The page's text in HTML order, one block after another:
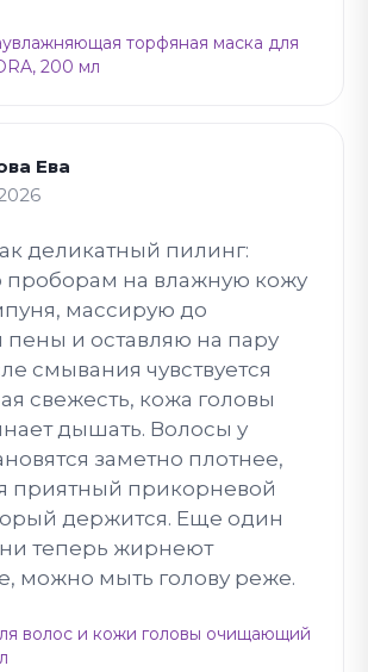
торфяная маска для
200 мл
Ева
деликатный пилинг:
проборам на влажную кожу
массирую до
пены и оставляю на пару
смывания чувствуется
свежесть, кожа головы
дышать. Волосы у
заметно плотнее,
приятный прикорневой
держится. Еще один
теперь жирнеют
можно мыть голову реже.
волос и кожи головы очищающий